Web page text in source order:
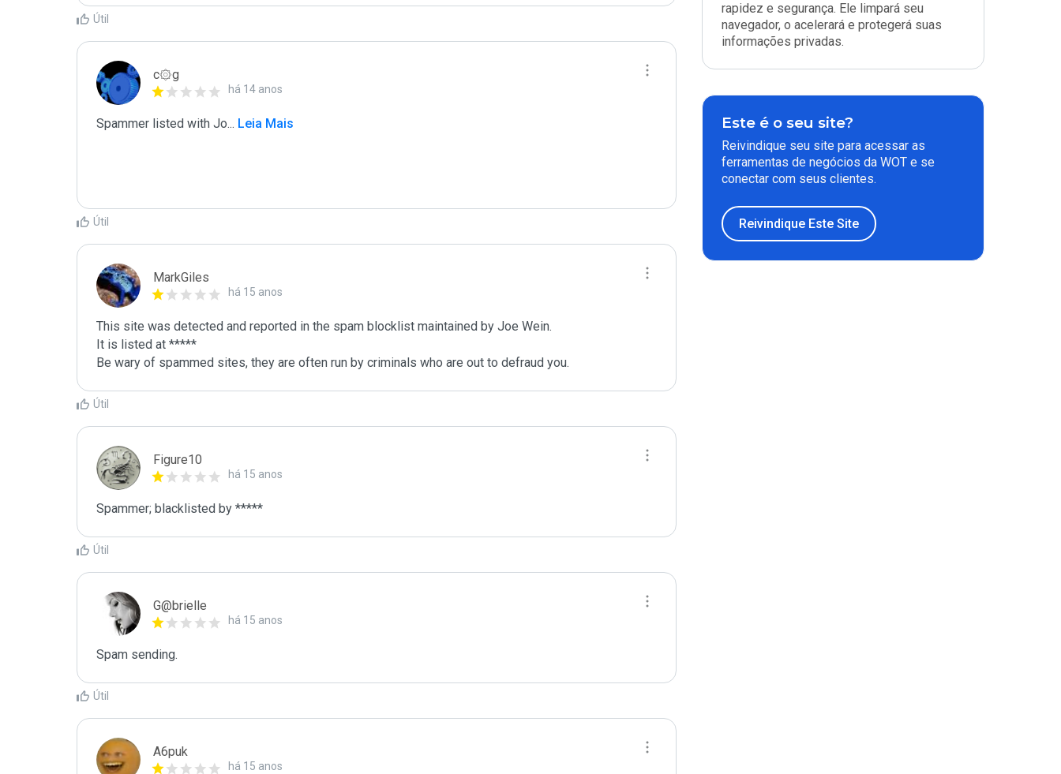
Útil
c۞g
há 14 anos
Spammer listed with Jo... Leia Mais
Útil
MarkGiles
há 15 anos
This site was detected and reported in the spam blocklist maintained by Joe Wein.
It is listed at *****
Be wary of spammed sites, they are often run by criminals who are out to defraud you.
Útil
Figure10
há 15 anos
Spammer; blacklisted by *****
Útil
G@brielle
há 15 anos
Spam sending.
Útil
A6puk
há 15 anos
rapidez e segurança. Ele limpará seu
navegador, o acelerará e protegerá suas
informações privadas.
Este é o seu site?
Reivindique seu site para acessar as
ferramentas de negócios da WOT e se
conectar com seus clientes.
Reivindique Este Site